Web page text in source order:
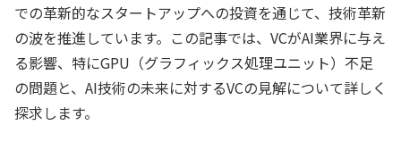
での革新的なスタートアップへの投資を通じて、技術革新
の波を推進しています。この記事では、VCがAI業界に与え
る影響、特にGPU（グラフィックス処理ユニット）不足
の問題と、AI技術の未来に対するVCの見解について詳しく
探求します。